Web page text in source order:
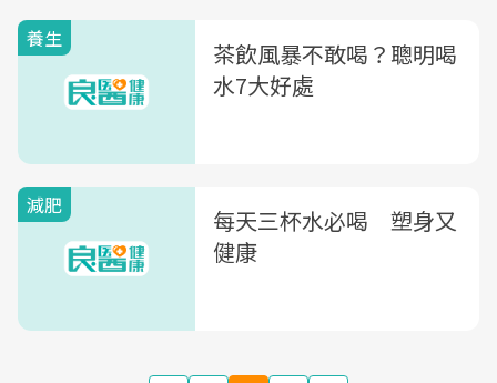
養生
茶飲風暴不敢喝？聰明喝
水7大好處
減肥
每天三杯水必喝 塑身又
健康